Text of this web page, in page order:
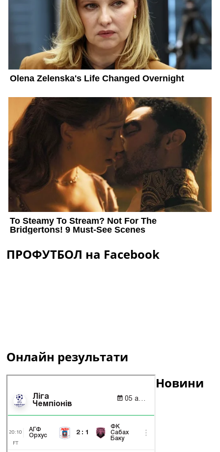
ПРОФУТБОЛ на Facebook
Онлайн результати
Новини